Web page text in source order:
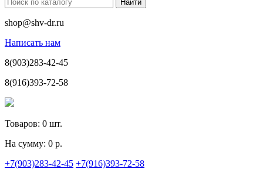
Найти
shop@shv-dr.ru
Написать нам
8(903)283-42-45
8(916)393-72-58
Товаров: 0 шт.
На сумму: 0 р.
+7(903)283-42-45 +7(916)393-72-58